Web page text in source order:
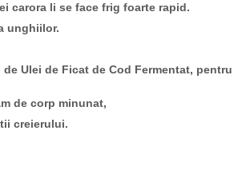
carora li se face frig foarte rapid.
unghiilor.
Ulei de Ficat de Cod Fermentat, pentru
de corp minunat,
creierului.